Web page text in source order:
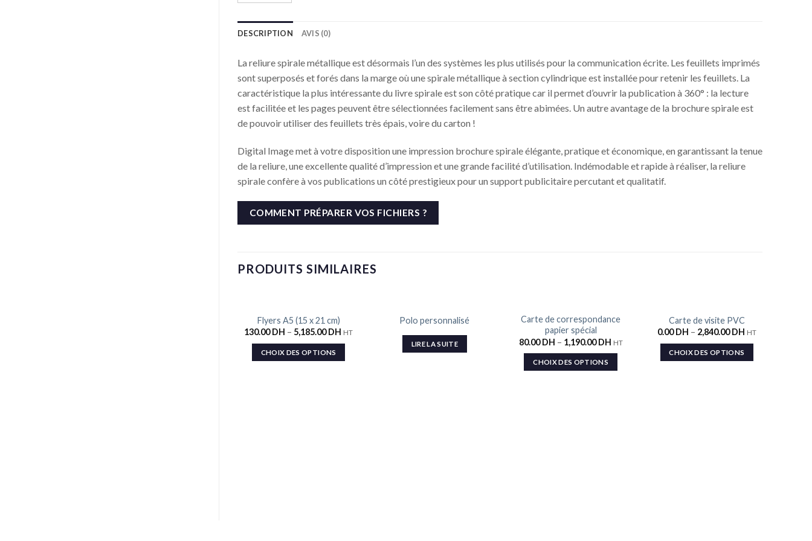
DESCRIPTION AVIS (0)
La reliure spirale métallique est désormais l’un des systèmes les plus utilisés pour la communication écrite. Les feuillets imprimés
sont superposés et forés dans la marge où une spirale métallique à section cylindrique est installée pour retenir les feuillets. La
caractéristique la plus intéressante du livre spirale est son côté pratique car il permet d’ouvrir la publication à 360° : la lecture
est facilitée et les pages peuvent être sélectionnées facilement sans être abimées. Un autre avantage de la brochure spirale est
de pouvoir utiliser des feuillets très épais, voire du carton !
Digital Image met à votre disposition une impression brochure spirale élégante, pratique et économique, en garantissant la tenue
de la reliure, une excellente qualité d’impression et une grande facilité d’utilisation. Indémodable et rapide à réaliser, la reliure
spirale confère à vos publications un côté prestigieux pour un support publicitaire percutant et qualitatif.
COMMENT PRÉPARER VOS FICHIERS ?
PRODUITS SIMILAIRES
Ajouter
à la liste
souhaits
Flyers A5 (15 x 21 cm)
130.00DH – 5,185.00DH HT
CHOIX DES OPTIONS
Ajouter
RUPTURE DE STOCK
Polo personnalisé
LIRE LA SUITE
Ajouter
à la liste
de
Carte de correspondance
papier spécial
80.00DH – 1,190.00DH HT
CHOIX DES OPTIONS
Ajouter
à la liste
souhaits
Carte de visite PVC
0.00DH – 2,840.00DH HT
CHOIX DES OPTIONS